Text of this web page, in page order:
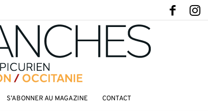
S’ABONNER AU MAGAZINE CONTACT